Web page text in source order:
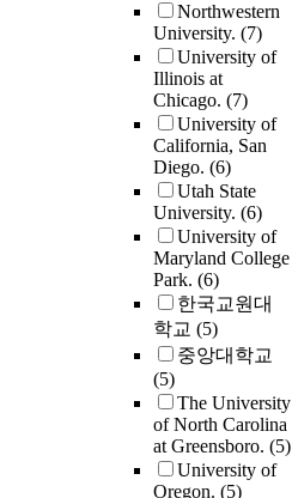
Northwestern
University. (7)
University of
Illinois at
Chicago. (7)
University of
California, San
Diego. (6)
Utah State
University. (6)
University of
Maryland College
Park. (6)
한국교원대
학교 (5)
중앙대학교
(5)
The University
of North Carolina
at Greensboro. (5)
University of
Oregon. (5)